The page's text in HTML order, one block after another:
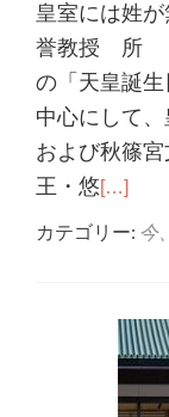
皇室には姓
誉教授 所
の「天皇誕
中心にして、
および秋篠
王・悠[…]
カテゴリー: 今